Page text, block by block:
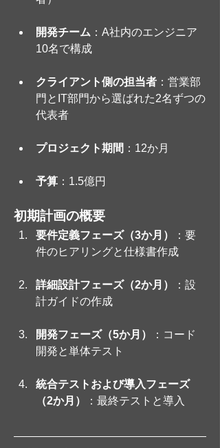
開発チーム ：A社内のエンジニア
10名で構成
クライアント側の担当者 ：営業部
門とIT部門から選ばれた2名ずつの
代表者
プロジェクト期間 ：12か月
予算 ：1.5億円
初期計画の概要
要件定義フェーズ（3か月）
：要
件のヒアリングと仕様書作成
詳細設計フェーズ（2か月）
：設
計ガイドの作成
開発フェーズ（5か月）
：コード
開発と単体テスト
統合テストおよび導入フェーズ
（2か月）
：最終テストと導入